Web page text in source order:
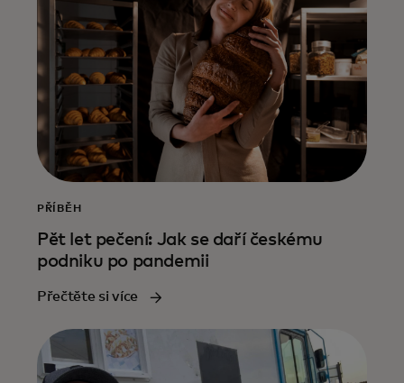
PŘÍBĚH
Pět let pečení: Jak se daří českému
podniku po pandemii
Přečtěte si více